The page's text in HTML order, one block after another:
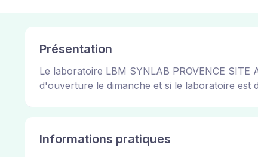
Présentation
Le laboratoire LBM SYNLAB PROVENCE
d'ouverture le dimanche et si le laboratoire est
Informations pratiques